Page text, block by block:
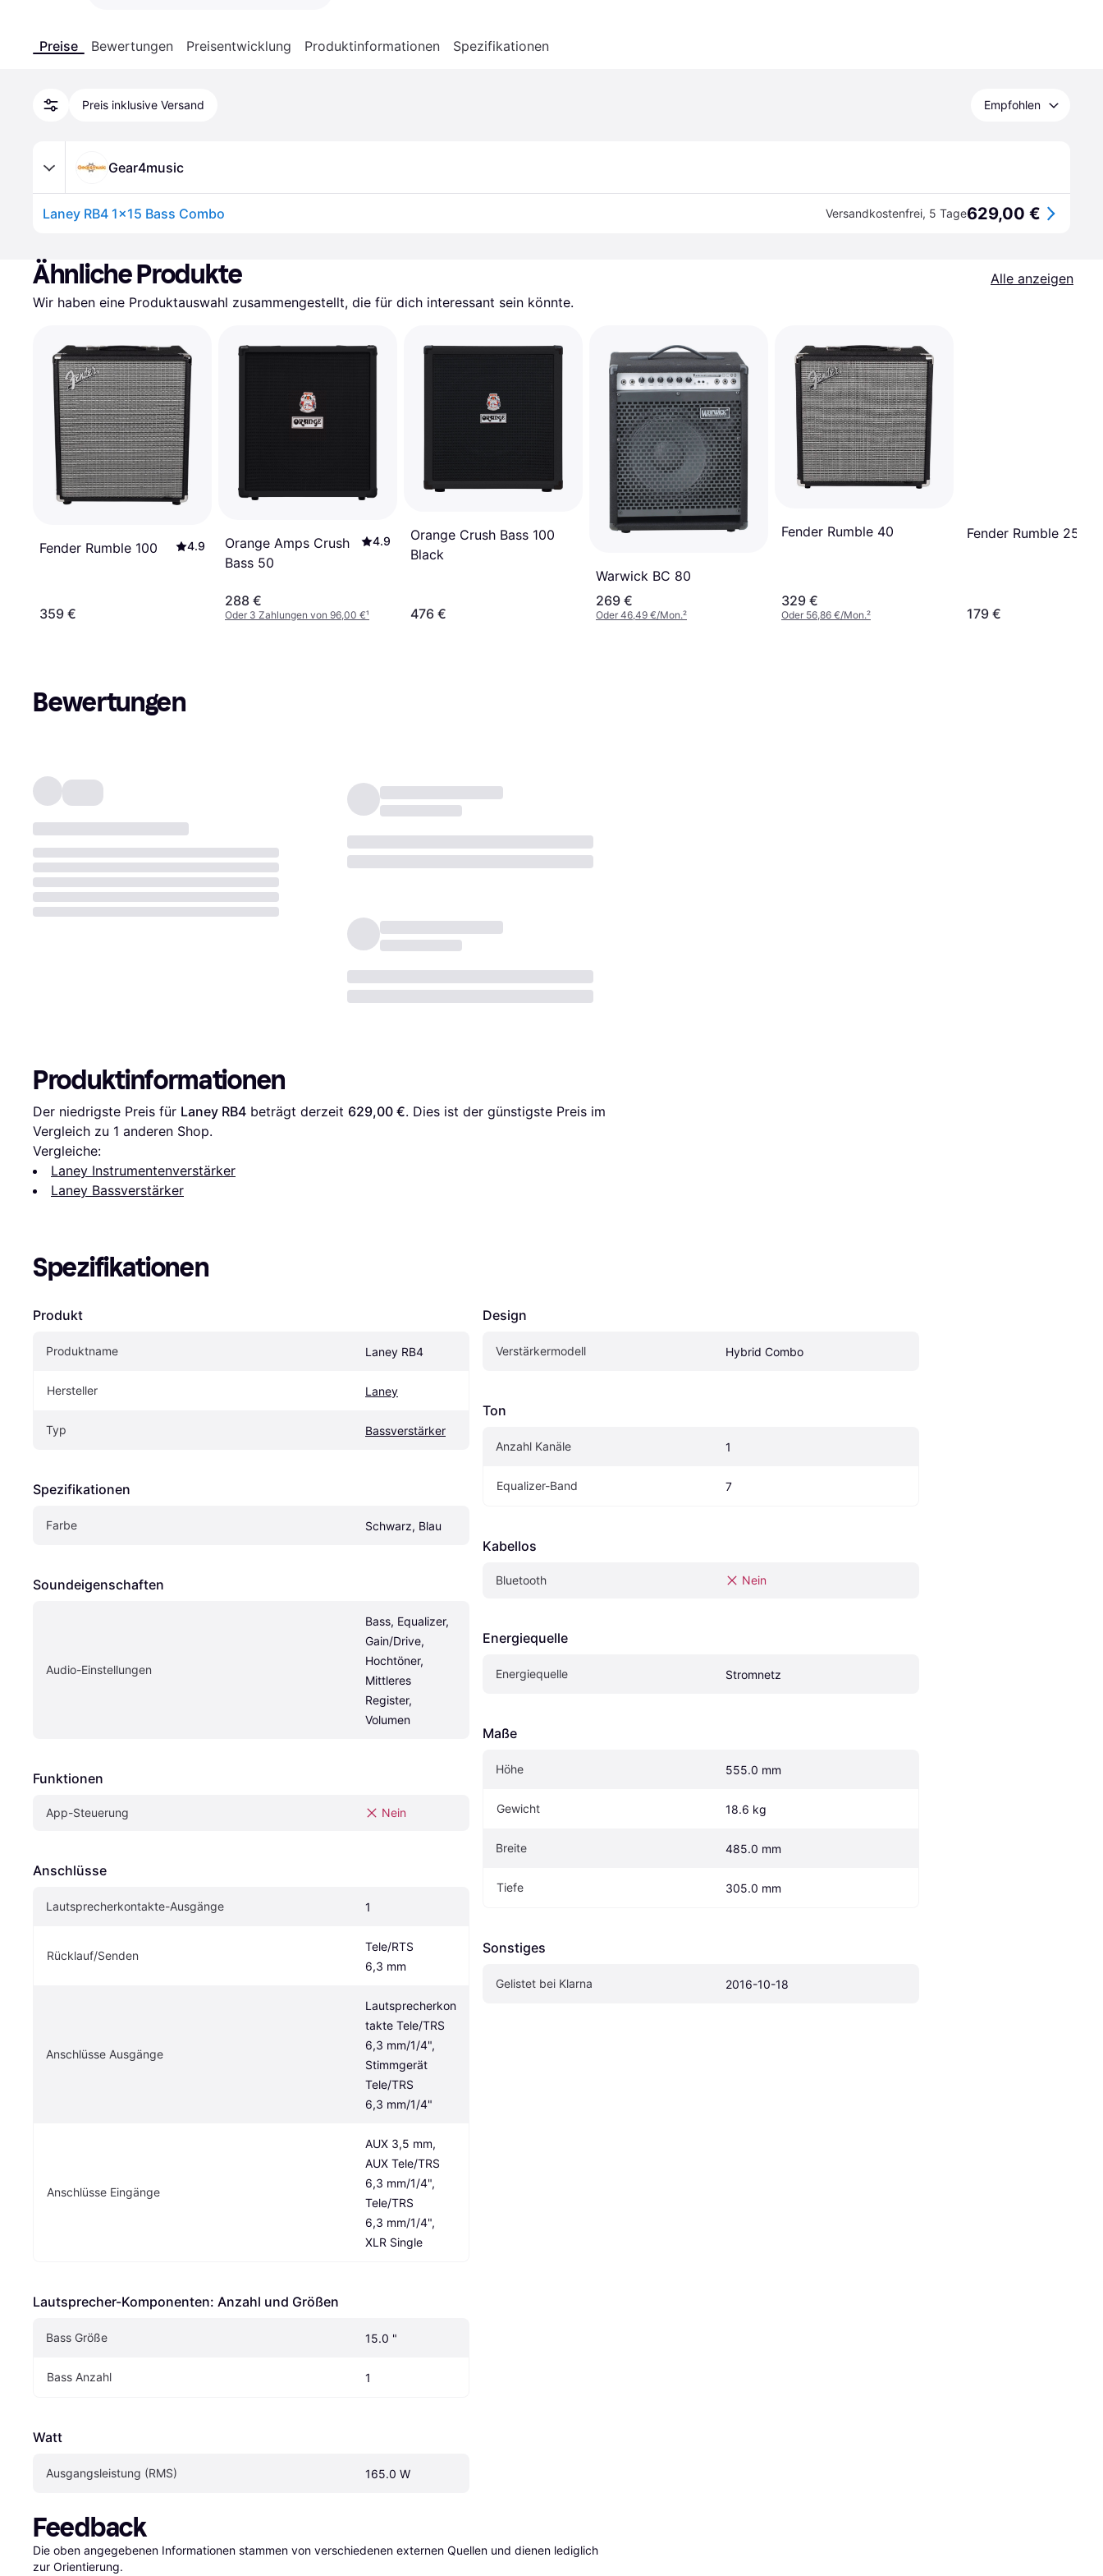
Preise Bewertungen Preisentwicklung Produktinformationen Spezifikationen
Preis inklusive Versand Empfohlen
Gear4music
Laney RB4 1x15 Bass Combo Versandkostenfrei, 5 Tage629,00 €
Ähnliche Produkte
Alle anzeigen
Wir haben eine Produktauswahl zusammengestellt, die für dich interessant sein könnte.
Fender Rumble 100 4.9
359 €
Orange Amps Crush
Bass 50
4.9
288 €
Oder 3 Zahlungen von 96,00 €¹
Orange Crush Bass 100
Black
476 €
Warwick BC 80
269 €
Oder 46,49 €/Mon.²
Fender Rumble 40
329 €
Oder 56,86 €/Mon.²
Fender Rumble 25
179 €
Bewertungen
Produktinformationen
Der niedrigste Preis für Laney RB4 beträgt derzeit 629,00 €. Dies ist der günstigste Preis im
Vergleich zu 1 anderen Shop.
Vergleiche:
Laney Instrumentenverstärker
Laney Bassverstärker
Spezifikationen
Produkt
Produktname Laney RB4
Hersteller Laney
Typ Bassverstärker
Spezifikationen
Farbe Schwarz, Blau
Soundeigen­schaften
Audio-Einstellungen
Bass, Equalizer,
Gain/Drive,
Hochtöner,
Mittleres
Register,
Volumen
Funktionen
App-Steuerung Nein
Anschlüsse
Lautsprecherkontakte-Ausgänge 1
Rücklauf/Senden
Tele/RTS
6,3 mm
Anschlüsse Ausgänge
Lautsprecherkon
takte Tele/TRS
6,3 mm/1/4",
Stimmgerät
Tele/TRS
6,3 mm/1/4"
Anschlüsse Eingänge
AUX 3,5 mm,
AUX Tele/TRS
6,3 mm/1/4",
Tele/TRS
6,3 mm/1/4",
XLR Single
Lautsprecher-Komponenten: Anzahl und Größen
Bass Größe 15.0 "
Bass Anzahl 1
Watt
Ausgangsleistung (RMS) 165.0 W
Design
Verstärkermodell Hybrid Combo
Ton
Anzahl Kanäle 1
Equalizer-Band 7
Kabellos
Bluetooth Nein
Energiequelle
Energiequelle Stromnetz
Maße
Höhe 555.0 mm
Gewicht 18.6 kg
Breite 485.0 mm
Tiefe 305.0 mm
Sonstiges
Gelistet bei Klarna 2016-10-18
Feedback
Die oben angegebenen Informationen stammen von verschiedenen externen Quellen und dienen lediglich
zur Orientierung.